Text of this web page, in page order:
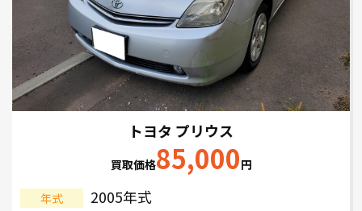
トヨタ プリウス
買取価格85,000円
年式 2005年式